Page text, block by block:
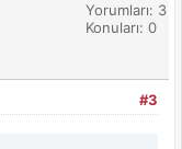
Yorumları: 3
Konuları: 0
#3